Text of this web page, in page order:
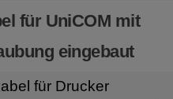
für UniCOM mit
eingebaut
für Drucker